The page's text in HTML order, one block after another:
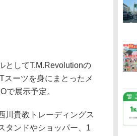
としてT.M.Revolutionの
スーツを身にまとったメ
で展示予定。
川貴教トレーディングス
タンドやショッパー、1